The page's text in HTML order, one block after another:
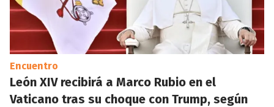
Encuentro
León XIV recibirá a Marco Rubio en el
Vaticano tras su choque con Trump, según